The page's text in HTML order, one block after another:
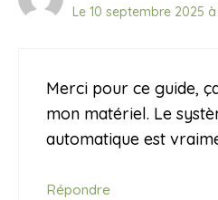
Le 10 septembre 2025 à
Merci pour ce guide,
mon matériel. Le
automatique est
Répondre